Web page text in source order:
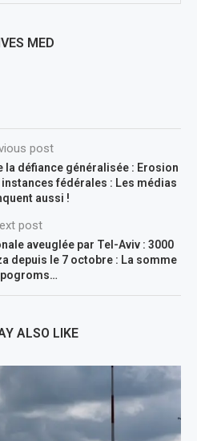
MED
post
la défiance généralisée : Erosion
fédérales : Les médias
aussi !
post
aveuglée par Tel-Aviv : 3000
depuis le 7 octobre : La somme
ALSO LIKE